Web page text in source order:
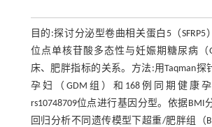
目的:探讨分泌型卷曲相关蛋白5（SFRP5
位点单核苷酸多态性与妊娠期糖尿病（
床、肥胖指标的关系。方法:用Taqman探
孕妇（GDM组）和168例同期健康
rs10748709位点进行基因分型。依据BMI
回归分析不同遗传模型下超重/肥胖组（